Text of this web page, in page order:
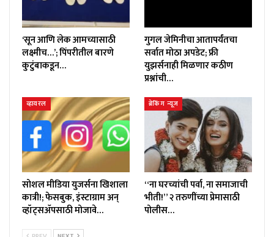
‘सून आणि लेक आमच्यासाठी
लक्ष्मीच…’; पिंपरीतील बारणे
कुटुंबाकडून…
गुगल जेमिनीचा आतापर्यंतचा
सर्वात मोठा अपडेट; फ्री
युझर्सनाही मिळणार कठीण
प्रश्नांची…
व्हायरल
सोशल मीडिया युजर्सना खिशाला
कात्री!; फेसबुक, इंस्टाग्राम अन्
व्हॉट्सॲपसाठी मोजावे…
ब्रेकिंग न्यूज
“ना घरच्यांची पर्वा, ना समाजाची
भीती!” २ तरुणींच्या प्रेमासाठी
पोलीस…